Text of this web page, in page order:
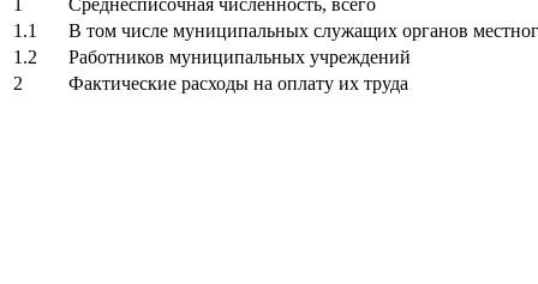
1.1
В том числе муниципальных служащих органов
1.2
Работников муниципальных учреждений
2
Фактические расходы на оплату их труда